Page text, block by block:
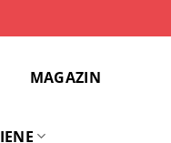
MAGAZIN